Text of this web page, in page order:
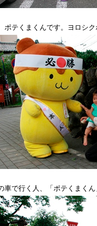
ポテくまくんです。ヨロ
車で行く人、「ポテくまく